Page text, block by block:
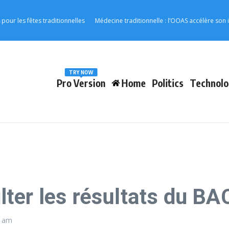
fêtes traditionnelles Médecine traditionnelle : l’OOAS accélère son
Pro Version
TRY NOW
Home Politics
les résultats du
am